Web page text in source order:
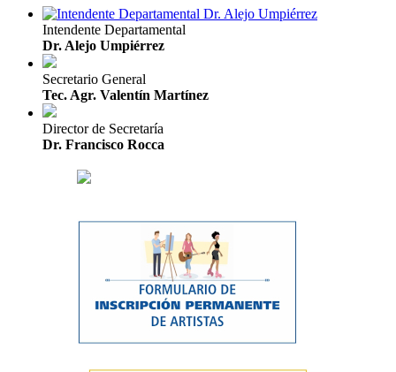
Intendente Departamental
Dr. Alejo Umpiérrez
Secretario General
Tec. Agr. Valentín Martínez
Director de Secretaría
Dr. Francisco Rocca